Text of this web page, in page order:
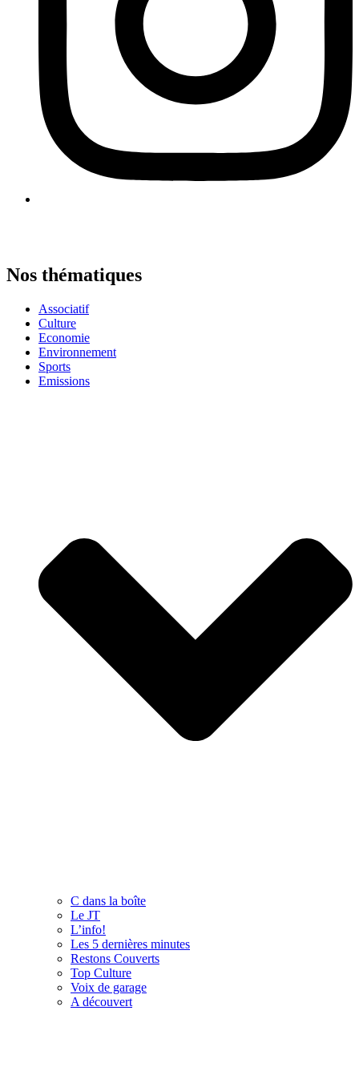
Nos thématiques
Associatif
Culture
Economie
Environnement
Sports
Emissions
C dans la boîte
Le JT
L’info!
Les 5 dernières minutes
Restons Couverts
Top Culture
Voix de garage
A découvert